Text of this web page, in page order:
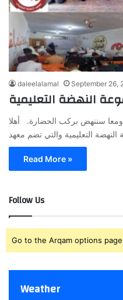
daleelalamal September 26,
النهضة التعليمية
ومعا سننهض بركب الحضارة. أهلا
Read More »
Follow Us
Go to the Arqam options
Weather